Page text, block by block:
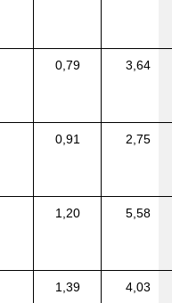
0,79 3,64
0,91 2,75
1,20 5,58
1,39 4,03